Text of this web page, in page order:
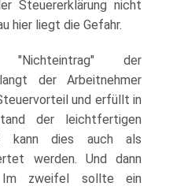
Steuererklärung nicht
hier liegt die Gefahr.
der
der Arbeitnehmer
und erfüllt in
der leichtfertigen
kann dies auch als
werden. Und dann
zweifel sollte ein